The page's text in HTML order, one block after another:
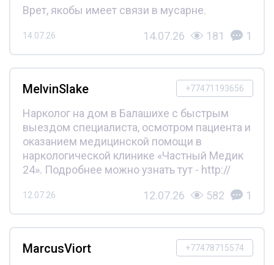
Врет, якобы имеет связи в мусарне.
14.07.26 14.07.26 181 1
+77471193656
MelvinSlake
Нарколог на дом в Балашихе с быстрым
выездом специалиста, осмотром пациента и
оказанием медицинской помощи в
наркологической клинике «Частный Медик
24». Подробнее можно узнать тут - http://
12.07.26 12.07.26 582 1
+77478715574
MarcusViort